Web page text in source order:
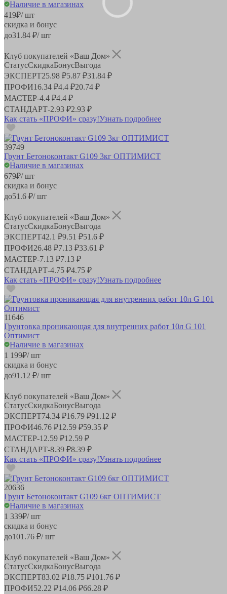
Наличие в магазинах
419₽/ шт
скидка и бонус
до31.84 ₽/ шт
Клуб покупателей «Ваш Дом»
СтатусСкидкаБонусВыгода
ЭКСПЕРТ25.98 ₽5.87 ₽31.84 ₽
ПРОФИ16.34 ₽4.4 ₽20.74 ₽
МАСТЕР-4.4 ₽4.4 ₽
СТАНДАРТ-2.93 ₽2.93 ₽
Как стать «ПРОФИ» сразу!Узнать подробнее
39749
Грунт Бетоноконтакт G109 3кг ОПТИМИСТ
Наличие в магазинах
679₽/ шт
скидка и бонус
до51.6 ₽/ шт
Клуб покупателей «Ваш Дом»
СтатусСкидкаБонусВыгода
ЭКСПЕРТ42.1 ₽9.51 ₽51.6 ₽
ПРОФИ26.48 ₽7.13 ₽33.61 ₽
МАСТЕР-7.13 ₽7.13 ₽
СТАНДАРТ-4.75 ₽4.75 ₽
Как стать «ПРОФИ» сразу!Узнать подробнее
11646
Грунтовка проникающая для внутренних работ 10л G 101
Оптимист
Наличие в магазинах
1 199₽/ шт
скидка и бонус
до91.12 ₽/ шт
Клуб покупателей «Ваш Дом»
СтатусСкидкаБонусВыгода
ЭКСПЕРТ74.34 ₽16.79 ₽91.12 ₽
ПРОФИ46.76 ₽12.59 ₽59.35 ₽
МАСТЕР-12.59 ₽12.59 ₽
СТАНДАРТ-8.39 ₽8.39 ₽
Как стать «ПРОФИ» сразу!Узнать подробнее
20636
Грунт Бетоноконтакт G109 6кг ОПТИМИСТ
Наличие в магазинах
1 339₽/ шт
скидка и бонус
до101.76 ₽/ шт
Клуб покупателей «Ваш Дом»
СтатусСкидкаБонусВыгода
ЭКСПЕРТ83.02 ₽18.75 ₽101.76 ₽
ПРОФИ52.22 ₽14.06 ₽66.28 ₽